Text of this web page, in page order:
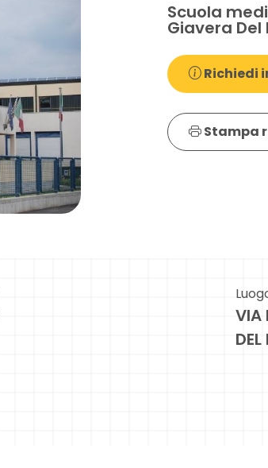
Scuola
Giavera Del
Richiedi
Stampa
VIA